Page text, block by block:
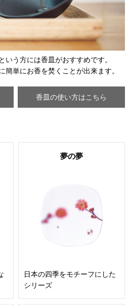
いう方には香皿がおすすめです。
簡単にお香を焚くことが出来ます。
香皿の使い方はこちら
夢の夢
日本の四季をモチーフにした
シリーズ